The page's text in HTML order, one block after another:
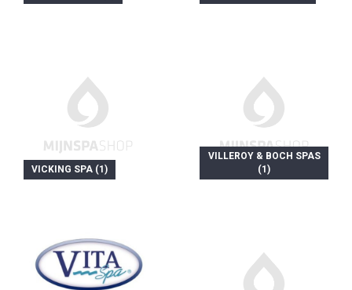
VICKING SPA (1)
VILLEROY & BOCH SPAS
(1)